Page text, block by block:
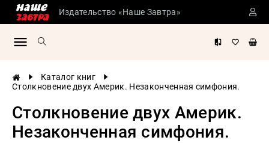
Издательство «Наше Завтра»
Каталог книг
Столкновение двух Америк. Незаконченная симфония.
Столкновение двух Америк.
Незаконченная симфония.
Сталинские
литература
История
России